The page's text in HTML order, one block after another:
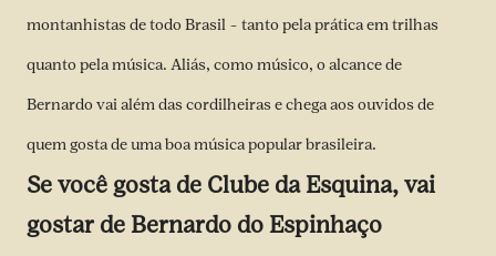
montanhistas de todo Brasil – tanto pela prática em trilhas
quanto pela música. Aliás, como músico, o alcance de
Bernardo vai além das cordilheiras e chega aos ouvidos de
quem gosta de uma boa música popular brasileira.
Se você gosta de Clube da Esquina, vai
gostar de Bernardo do Espinhaço